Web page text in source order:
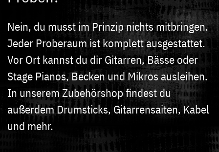
Nein, du musst im Prinzip nichts mitbringen.
Jeder Proberaum ist komplett ausgestattet.
Vor Ort kannst du dir Gitarren, Bässe oder
Stage Pianos, Becken und Mikros ausleihen.
In unserem Zubehörshop findest du
außerdem Drumsticks, Gitarrensaiten, Kabel
und mehr.